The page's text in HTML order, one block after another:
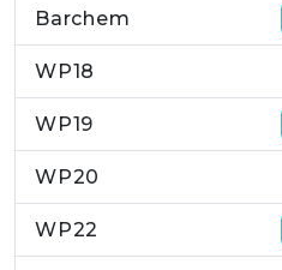
Barchem
WP18
WP19
WP20
WP22